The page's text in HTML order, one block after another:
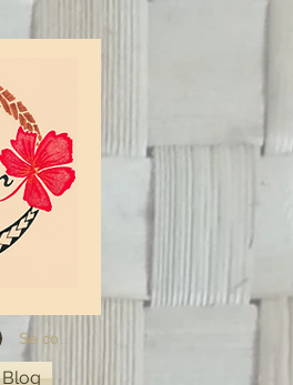
Se connecter
Blog